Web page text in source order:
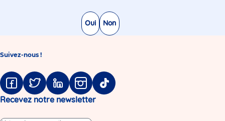
Non
Oui
Suivez-nous !
Facebook
TwitterLinkedinInstagram
Tiktok
Recevez notre newsletter